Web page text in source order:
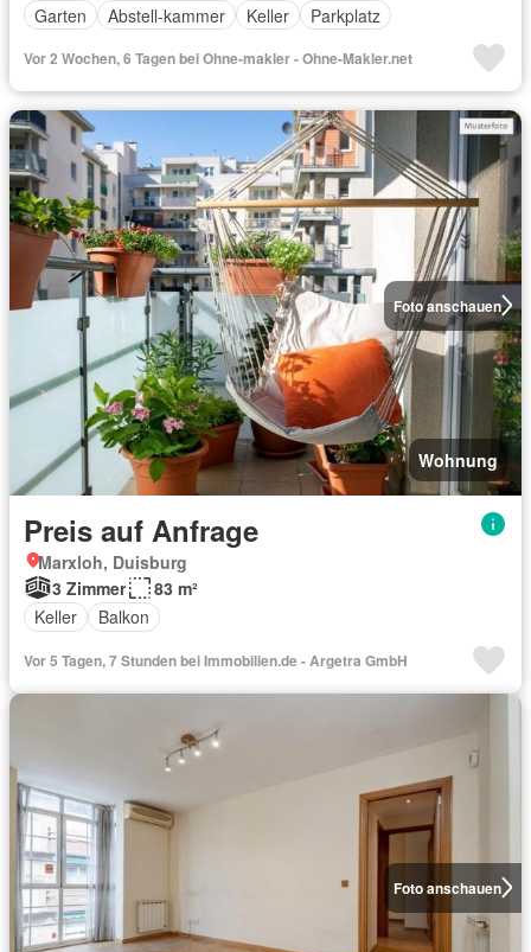
Garten
Abstell-kammer Keller Parkplatz
Vor 2 Wochen, 6 Tagen bei Ohne-makler - Ohne-Makler.net
Foto anschauen
Wohnung
Preis auf Anfrage
Marxloh, Duisburg
3 Zimmer
83 m²
Keller
Balkon
Vor 5 Tagen, 7 Stunden bei Immobilien.de - Argetra GmbH
Foto anschauen